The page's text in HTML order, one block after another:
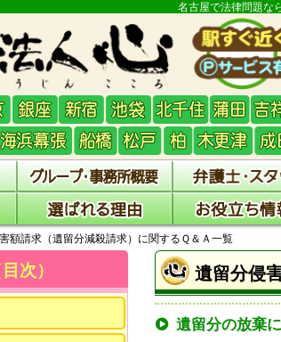
名古屋で法律問題な
額請求（遺留分減殺請求）に関するＱ＆Ａ一覧
遺留分侵
遺留分の放棄
次）